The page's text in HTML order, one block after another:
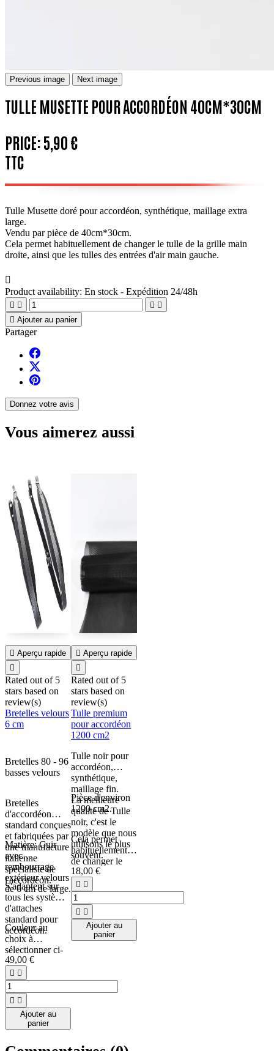
Previous image Next image
TULLE MUSETTE POUR ACCORDÉON 40CM*30CM
PRICE:5,90 €
TTC
Tulle Musette doré pour accordéon, synthétique, maillage extra
large.
Vendu par pièce de 40cm*30cm.
Cela permet habituellement de changer le tulle de la grille main
droite, ainsi que les tulles des entrées d'air main gauche.

Product availability: En stock - Expédition 24/48h
   
 Ajouter au panier
Partager
Donnez votre avis
Vous aimerez aussi
 Aperçu rapide

Rated out of 5
stars based on
review(s)
Bretelles velours
6 cm
Bretelles 80 - 96
basses velours
Bretelles
d'accordéon
standard conçues
et fabriquées par
une manufacture
italienne
spécialiste de
l'accordéon.
Matière: Cuir
avec
rembourrage
extérieur velours
de 6 cm de large.
S'adaptent sur
tous les systèmes
d'attaches
standard pour
accordéon.
Couleur au
choix à
sélectionner ci-
dessous.
49,00 €
 
 
Ajouter au
panier
 Aperçu rapide

Rated out of 5
stars based on
review(s)
Tulle premium
pour accordéon
1200 cm2
Tulle noir pour
accordéon,
synthétique,
maillage fin.
La meilleure
qualité de Tulle
noir, c'est le
modèle que nous
utilisons le plus
souvent.
Pièce d'environ
1200 cm2.
Cela permet
habituellement
de changer le
tulle de la grille
main droite, ainsi
que les tulles des
entrées d'air
main gauche.
18,00 €
 
 
Ajouter au
panier